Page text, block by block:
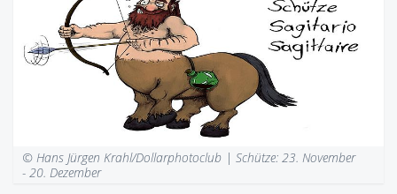
© Hans Jürgen Krahl/Dollarphotoclub | Schütze: 23. November
- 20. Dezember